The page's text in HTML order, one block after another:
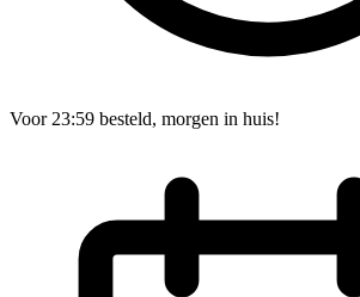
Voor 23:59 besteld, morgen in huis!